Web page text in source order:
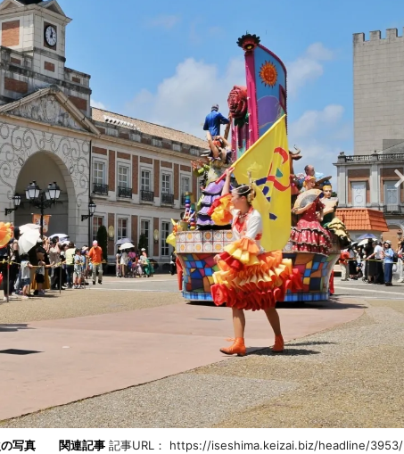
写真 関連記事記事URL： https://iseshima.keizai.biz/headline/3953/